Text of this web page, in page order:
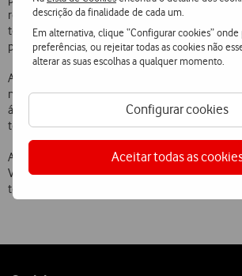
descrição da finalidade de cada um.
Em alternativa, clique “Configurar cookies” onde
preferências, ou rejeitar todas as cookies não
alterar as suas escolhas a qualquer momento.
Configurar cookies
Aceitar todas as
recentes serviços multimédia, como o MMS,
toques polifónicos e uma grande diversidade
portal móvel a cores com navegação por
A Vodafone em Portugal evidencia, mais uma
novos serviços móveis de conteúdos
áudio), suportados em tecnologias tanto de
terceira geração.
A demonstração destes novos serviços está
Vodafone durante o 12º Congresso das
teve hoje início, no Centro de Congressos de